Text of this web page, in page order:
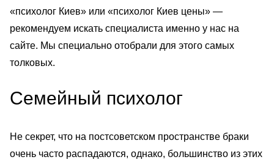
«психолог Киев» или «психолог Киев цены» —
рекомендуем искать специалиста именно у нас на
сайте. Мы специально отобрали для этого самых
толковых.
Семейный психолог
Не секрет, что на постсоветском пространстве браки
очень часто распадаются, однако, большинство из этих